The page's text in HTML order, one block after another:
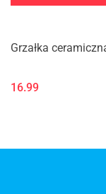
Grzałka
16.99